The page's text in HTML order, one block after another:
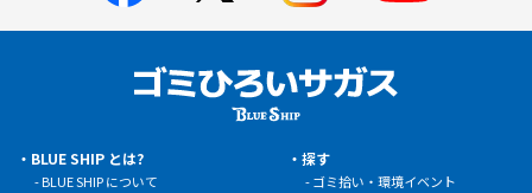
BLUE SHIP とは?
BLUE SHIP について
探す
ゴミ拾い・環境イベント